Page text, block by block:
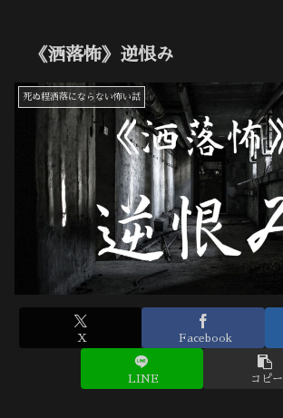
《洒落怖》逆恨み
死ぬ程洒落にならない怖い話
X Facebook
LINE コピー